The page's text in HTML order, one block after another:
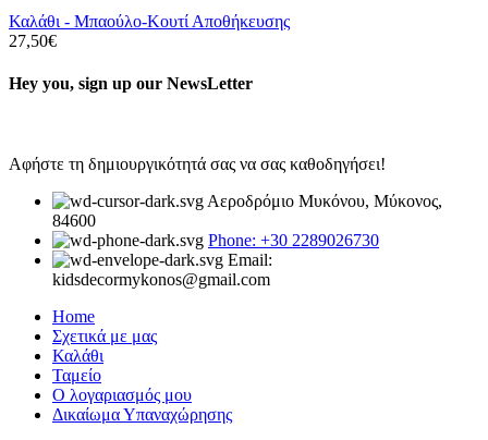
Καλάθι - Μπαούλο-Κουτί Αποθήκευσης
27,50€
Hey you, sign up our NewsLetter
Αφήστε τη δημιουργικότητά σας να σας καθοδηγήσει!
Αεροδρόμιο Μυκόνου, Μύκονος,
84600
Phone: +30 2289026730
Email:
kidsdecormykonos@gmail.com
Home
Σχετικά με μας
Καλάθι
Ταμείο
Ο λογαριασμός μου
Δικαίωμα Υπαναχώρησης